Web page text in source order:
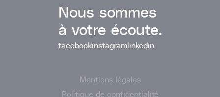
Nous sommes
à votre écoute.
facebookinstagramlinkedin
Mentions légales
Politique de confidentialité